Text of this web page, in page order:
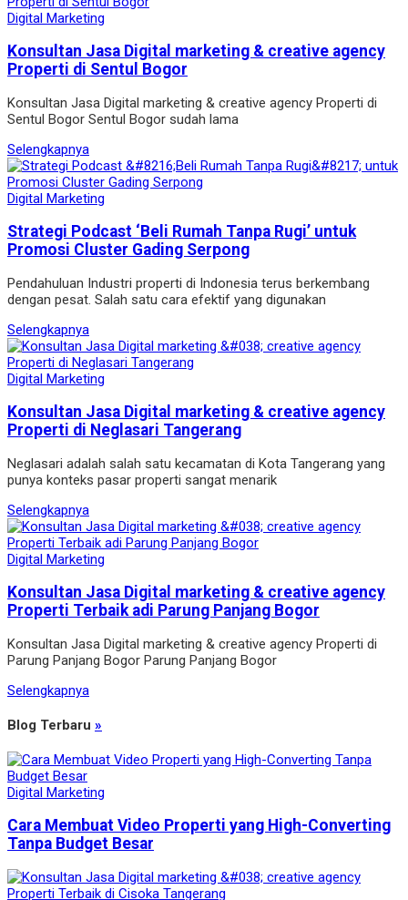
Digital Marketing
Konsultan Jasa Digital marketing & creative agency
Properti di Sentul Bogor
Konsultan Jasa Digital marketing & creative agency Properti di
Sentul Bogor Sentul Bogor sudah lama
Selengkapnya
Digital Marketing
Strategi Podcast ‘Beli Rumah Tanpa Rugi’ untuk
Promosi Cluster Gading Serpong
Pendahuluan Industri properti di Indonesia terus berkembang
dengan pesat. Salah satu cara efektif yang digunakan
Selengkapnya
Digital Marketing
Konsultan Jasa Digital marketing & creative agency
Properti di Neglasari Tangerang
Neglasari adalah salah satu kecamatan di Kota Tangerang yang
punya konteks pasar properti sangat menarik
Selengkapnya
Digital Marketing
Konsultan Jasa Digital marketing & creative agency
Properti Terbaik adi Parung Panjang Bogor
Konsultan Jasa Digital marketing & creative agency Properti di
Parung Panjang Bogor Parung Panjang Bogor
Selengkapnya
Blog Terbaru »
Digital Marketing
Cara Membuat Video Properti yang High-Converting
Tanpa Budget Besar